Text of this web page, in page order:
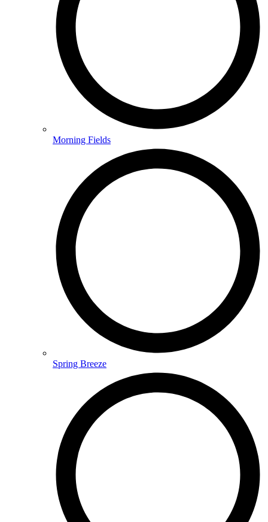
Morning Fields
Spring Breeze